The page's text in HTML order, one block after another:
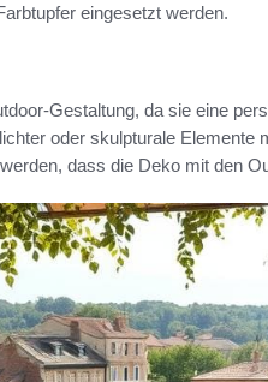
eingesetzt werden.
Gestaltung, da sie eine
oder skulpturale Elemente
dass die Deko mit den